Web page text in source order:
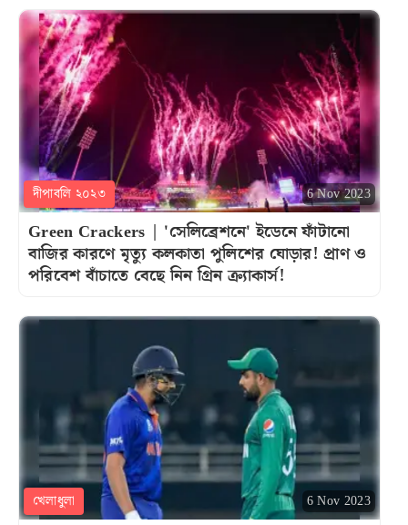
দীপাবলি ২০২৩ 6 Nov 2023
Green Crackers | 'সেলিব্রেশনে' ইডেনে ফাঁটানো
বাজির কারণে মৃত্যু কলকাতা পুলিশের ঘোড়ার! প্রাণ ও
পরিবেশ বাঁচাতে বেছে নিন গ্রিন ক্র্যাকার্স!
খেলাধুলা 6 Nov 2023